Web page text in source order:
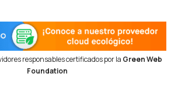
responsables certificados por la Green Web
Foundation